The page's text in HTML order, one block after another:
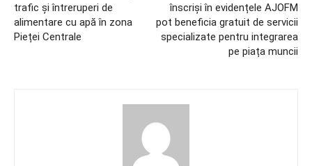
trafic și întreruperi de
alimentare cu apă în zona
Pieței Centrale
înscriși în evidențele AJOFM
pot beneficia gratuit de servicii
specializate pentru integrarea
pe piața muncii